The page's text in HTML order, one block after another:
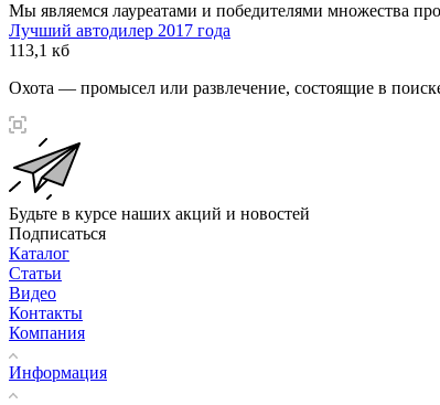
Мы являемся лауреатами и победителями множества
Лучший автодилер 2017 года
113,1 кб
Охота — промысел или развлечение, состоящие в
Будьте в курсе наших акций и новостей
Подписаться
Каталог
Статьи
Видео
Контакты
Компания
Информация